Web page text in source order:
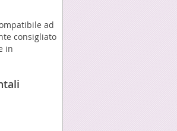
ad
consigliato
in